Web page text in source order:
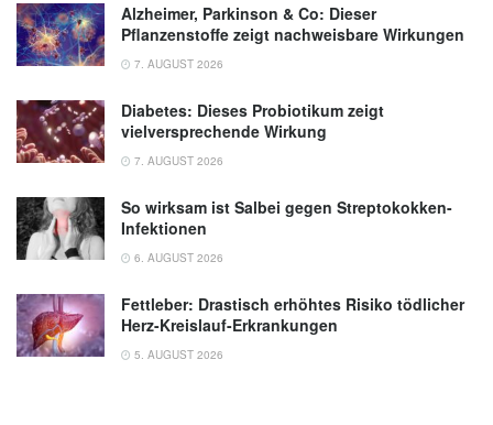
Alzheimer, Parkinson & Co: Dieser
Pflanzenstoffe zeigt nachweisbare Wirkungen
7. AUGUST 2026
Diabetes: Dieses Probiotikum zeigt
vielversprechende Wirkung
7. AUGUST 2026
So wirksam ist Salbei gegen Streptokokken-
Infektionen
6. AUGUST 2026
Fettleber: Drastisch erhöhtes Risiko tödlicher
Herz-Kreislauf-Erkrankungen
5. AUGUST 2026